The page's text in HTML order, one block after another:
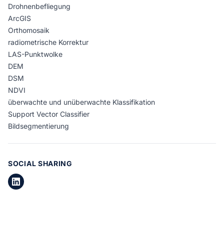
Drohnenbefliegung
ArcGIS
Orthomosaik
radiometrische Korrektur
LAS-Punktwolke
DEM
DSM
NDVI
überwachte und unüberwachte Klassifikation
Support Vector Classifier
Bildsegmentierung
SOCIAL SHARING